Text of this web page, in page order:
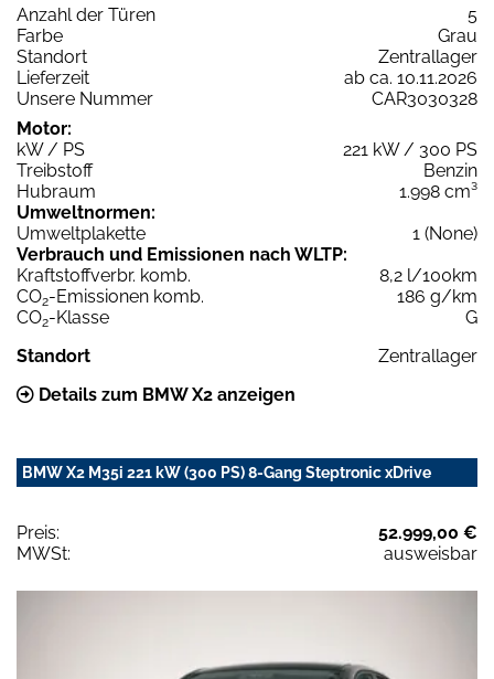
Anzahl der Türen
5
Farbe
Grau
Standort
Zentrallager
Lieferzeit
ab ca. 10.11.2026
Unsere Nummer
CAR3030328
Motor:
kW / PS
221 kW / 300 PS
Treibstoff
Benzin
Hubraum
1.998 cm³
Umweltnormen:
Umweltplakette
1 (None)
Verbrauch und Emissionen nach WLTP:
Kraftstoffverbr. komb.
8,2 l/100km
CO2-Emissionen komb.
186 g/km
CO2-Klasse
G
Standort
Zentrallager
Details zum BMW X2 anzeigen
BMW X2 M35i 221 kW (300 PS) 8-Gang Steptronic xDrive
Preis:
52.999,00 €
MWSt:
ausweisbar